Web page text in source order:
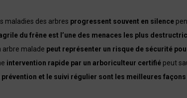
maladies des arbres progressent souvent en silence
du frêne est l’une des menaces les plus
arbre malade peut représenter un risque de sécurité
intervention rapide par un arboriculteur certifié peut
prévention et le suivi régulier sont les meilleures